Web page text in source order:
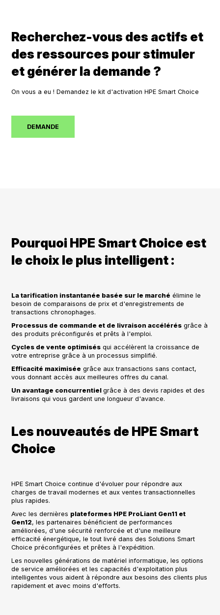
Recherchez-vous des actifs et
des ressources pour stimuler
et générer la demande ?
On vous a eu ! Demandez le kit d'activation HPE Smart Choice
DEMANDE
Pourquoi HPE Smart Choice est
le choix le plus intelligent :
La tarification instantanée basée sur le marché élimine le
besoin de comparaisons de prix et d'enregistrements de
transactions chronophages.
Processus de commande et de livraison accélérés grâce à
des produits préconfigurés et prêts à l'emploi.
Cycles de vente optimisés qui accélèrent la croissance de
votre entreprise grâce à un processus simplifié.
Efficacité maximisée grâce aux transactions sans contact,
vous donnant accès aux meilleures offres du canal.
Un avantage concurrentiel grâce à des devis rapides et des
livraisons qui vous gardent une longueur d'avance.
Les nouveautés de HPE Smart
Choice
HPE Smart Choice continue d'évoluer pour répondre aux
charges de travail modernes et aux ventes transactionnelles
plus rapides.
Avec les dernières plateformes HPE ProLiant Gen11 et
Gen12, les partenaires bénéficient de performances
améliorées, d'une sécurité renforcée et d'une meilleure
efficacité énergétique, le tout livré dans des Solutions Smart
Choice préconfigurées et prêtes à l'expédition.
Les nouvelles générations de matériel informatique, les options
de service améliorées et les capacités d'exploitation plus
intelligentes vous aident à répondre aux besoins des clients plus
rapidement et avec moins d'efforts.